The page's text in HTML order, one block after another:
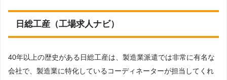
日総工産（工場求人ナビ）
40年以上の歴史がある日総工産は、製造業派遣では非常に有名な
会社で、製造業に特化しているコーディネーターが担当してくれ